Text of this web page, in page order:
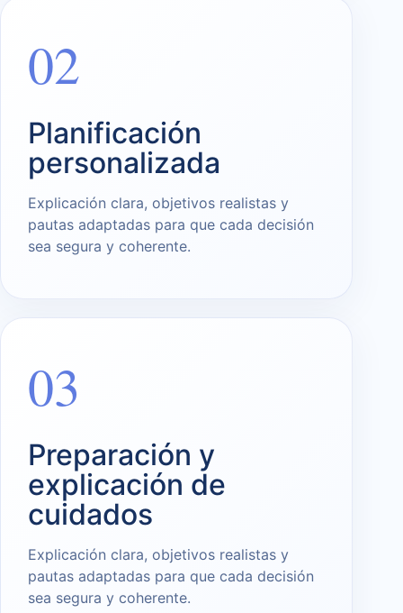
02
Planificación
personalizada
Explicación clara, objetivos realistas y
pautas adaptadas para que cada decisión
sea segura y coherente.
03
Preparación y
explicación de
cuidados
Explicación clara, objetivos realistas y
pautas adaptadas para que cada decisión
sea segura y coherente.